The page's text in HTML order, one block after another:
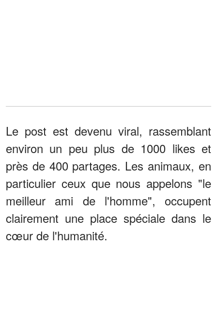
Le post est devenu viral, rassemblant
environ un peu plus de 1000 likes et
près de 400 partages. Les animaux, en
particulier ceux que nous appelons "le
meilleur ami de l'homme", occupent
clairement une place spéciale dans le
cœur de l'humanité.